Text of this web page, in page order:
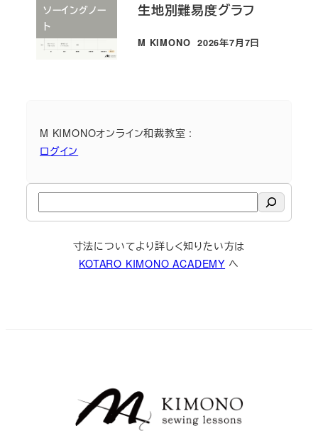
ソーイングノー
ト
生地別難易度グラフ
M KIMONO
投稿日
2026年7月7日
M KIMONOオンライン和裁教室 :
ログイン
寸法についてより詳しく知りたい方は
KOTARO KIMONO ACADEMY へ